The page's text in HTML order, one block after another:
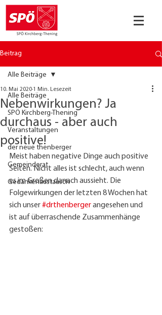
Beitrag
Alle Beiträge
SPÖ Kirchberg-Thening
Veranstaltungen
der neue thenberger
Gemeinderat
Gedankenaustausch
Alle Beiträge
Nebenwirkungen? Ja
durchaus - aber auch
positive!
10. Mai 2020 1 Min. Lesezeit
Meist haben negative Dinge auch positive
Seiten. Nicht alles ist schlecht, auch wenn
es im Großen danach aussieht. Die
Folgewirkungen der letzten 8 Wochen hat
sich unser #drthenberger angesehen und
ist auf überraschende Zusammenhänge
gestoßen: